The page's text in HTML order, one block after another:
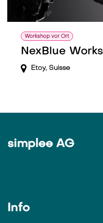
Workshop vor Ort
NexBlue
Etoy, Suisse
simplee AG
Info